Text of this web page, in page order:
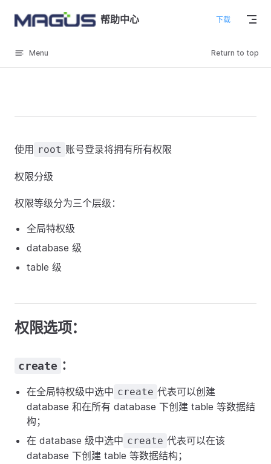
Skip to content 帮助中心 下载
Menu Return to top
使用 root 账号登录将拥有所有权限
权限分级
权限等级分为三个层级：
全局特权级
database 级
table 级
权限选项：
create ：
在全局特权级中选中 create 代表可以创建
database 和在所有 database 下创建 table 等数据结
构；
在 database 级中选中 create 代表可以在该
database 下创建 table 等数据结构；